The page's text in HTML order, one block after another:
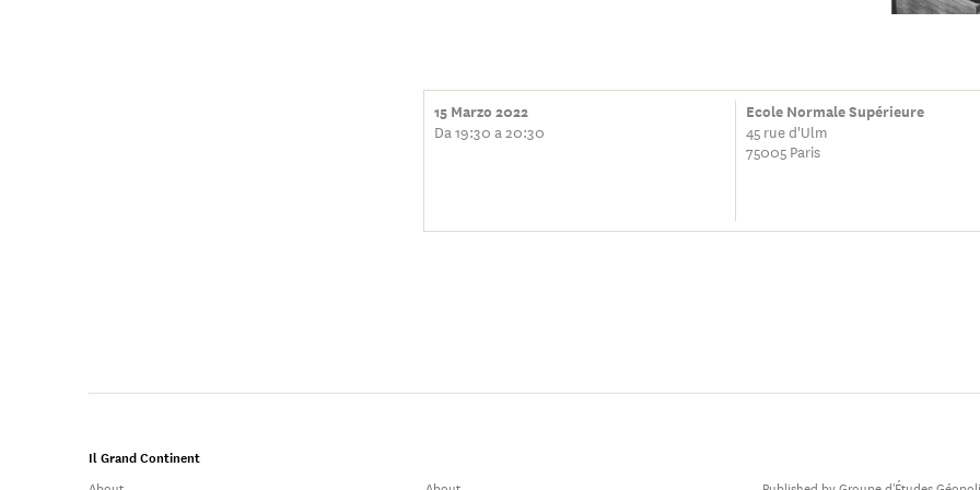
15 Marzo 2022
Da 19:30 a 20:30
Ecole Normale Supérieure
45 rue d'Ulm
75005 Paris
Il Grand Continent